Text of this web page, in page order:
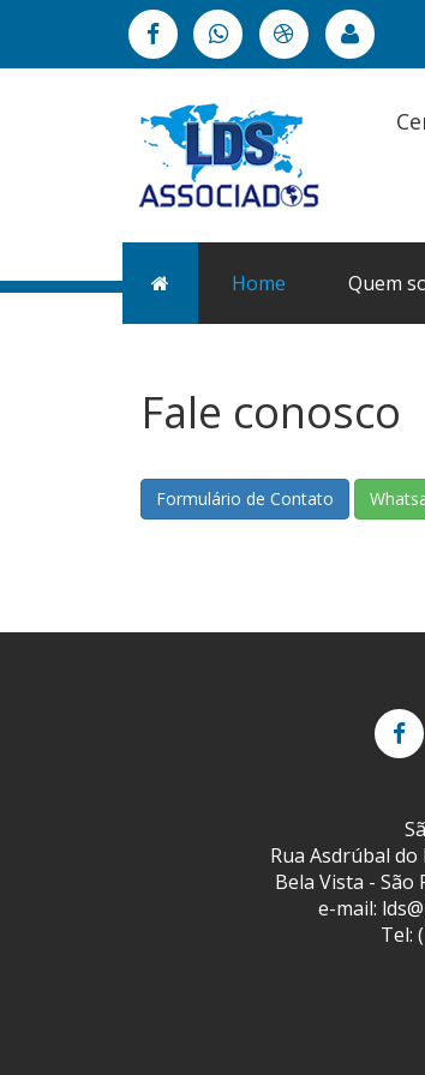
Home Quem
Fale conosco
Formulário de Contato
Rua Asdrúbal do
Bela Vista - São
e-mail:
Tel: